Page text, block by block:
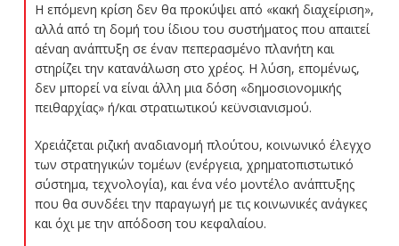
Η επόμενη κρίση δεν θα προκύψει από «κακή διαχείριση»,
αλλά από τη δομή του ίδιου του συστήματος που απαιτεί
αέναη ανάπτυξη σε έναν πεπερασμένο πλανήτη και
στηρίζει την κατανάλωση στο χρέος. Η λύση, επομένως,
δεν μπορεί να είναι άλλη μια δόση «δημοσιονομικής
πειθαρχίας» ή/και στρατιωτικού κεϋνσιανισμού.
Χρειάζεται ριζική αναδιανομή πλούτου, κοινωνικό έλεγχο
των στρατηγικών τομέων (ενέργεια, χρηματοπιστωτικό
σύστημα, τεχνολογία), και ένα νέο μοντέλο ανάπτυξης
που θα συνδέει την παραγωγή με τις κοινωνικές ανάγκες
και όχι με την απόδοση του κεφαλαίου.